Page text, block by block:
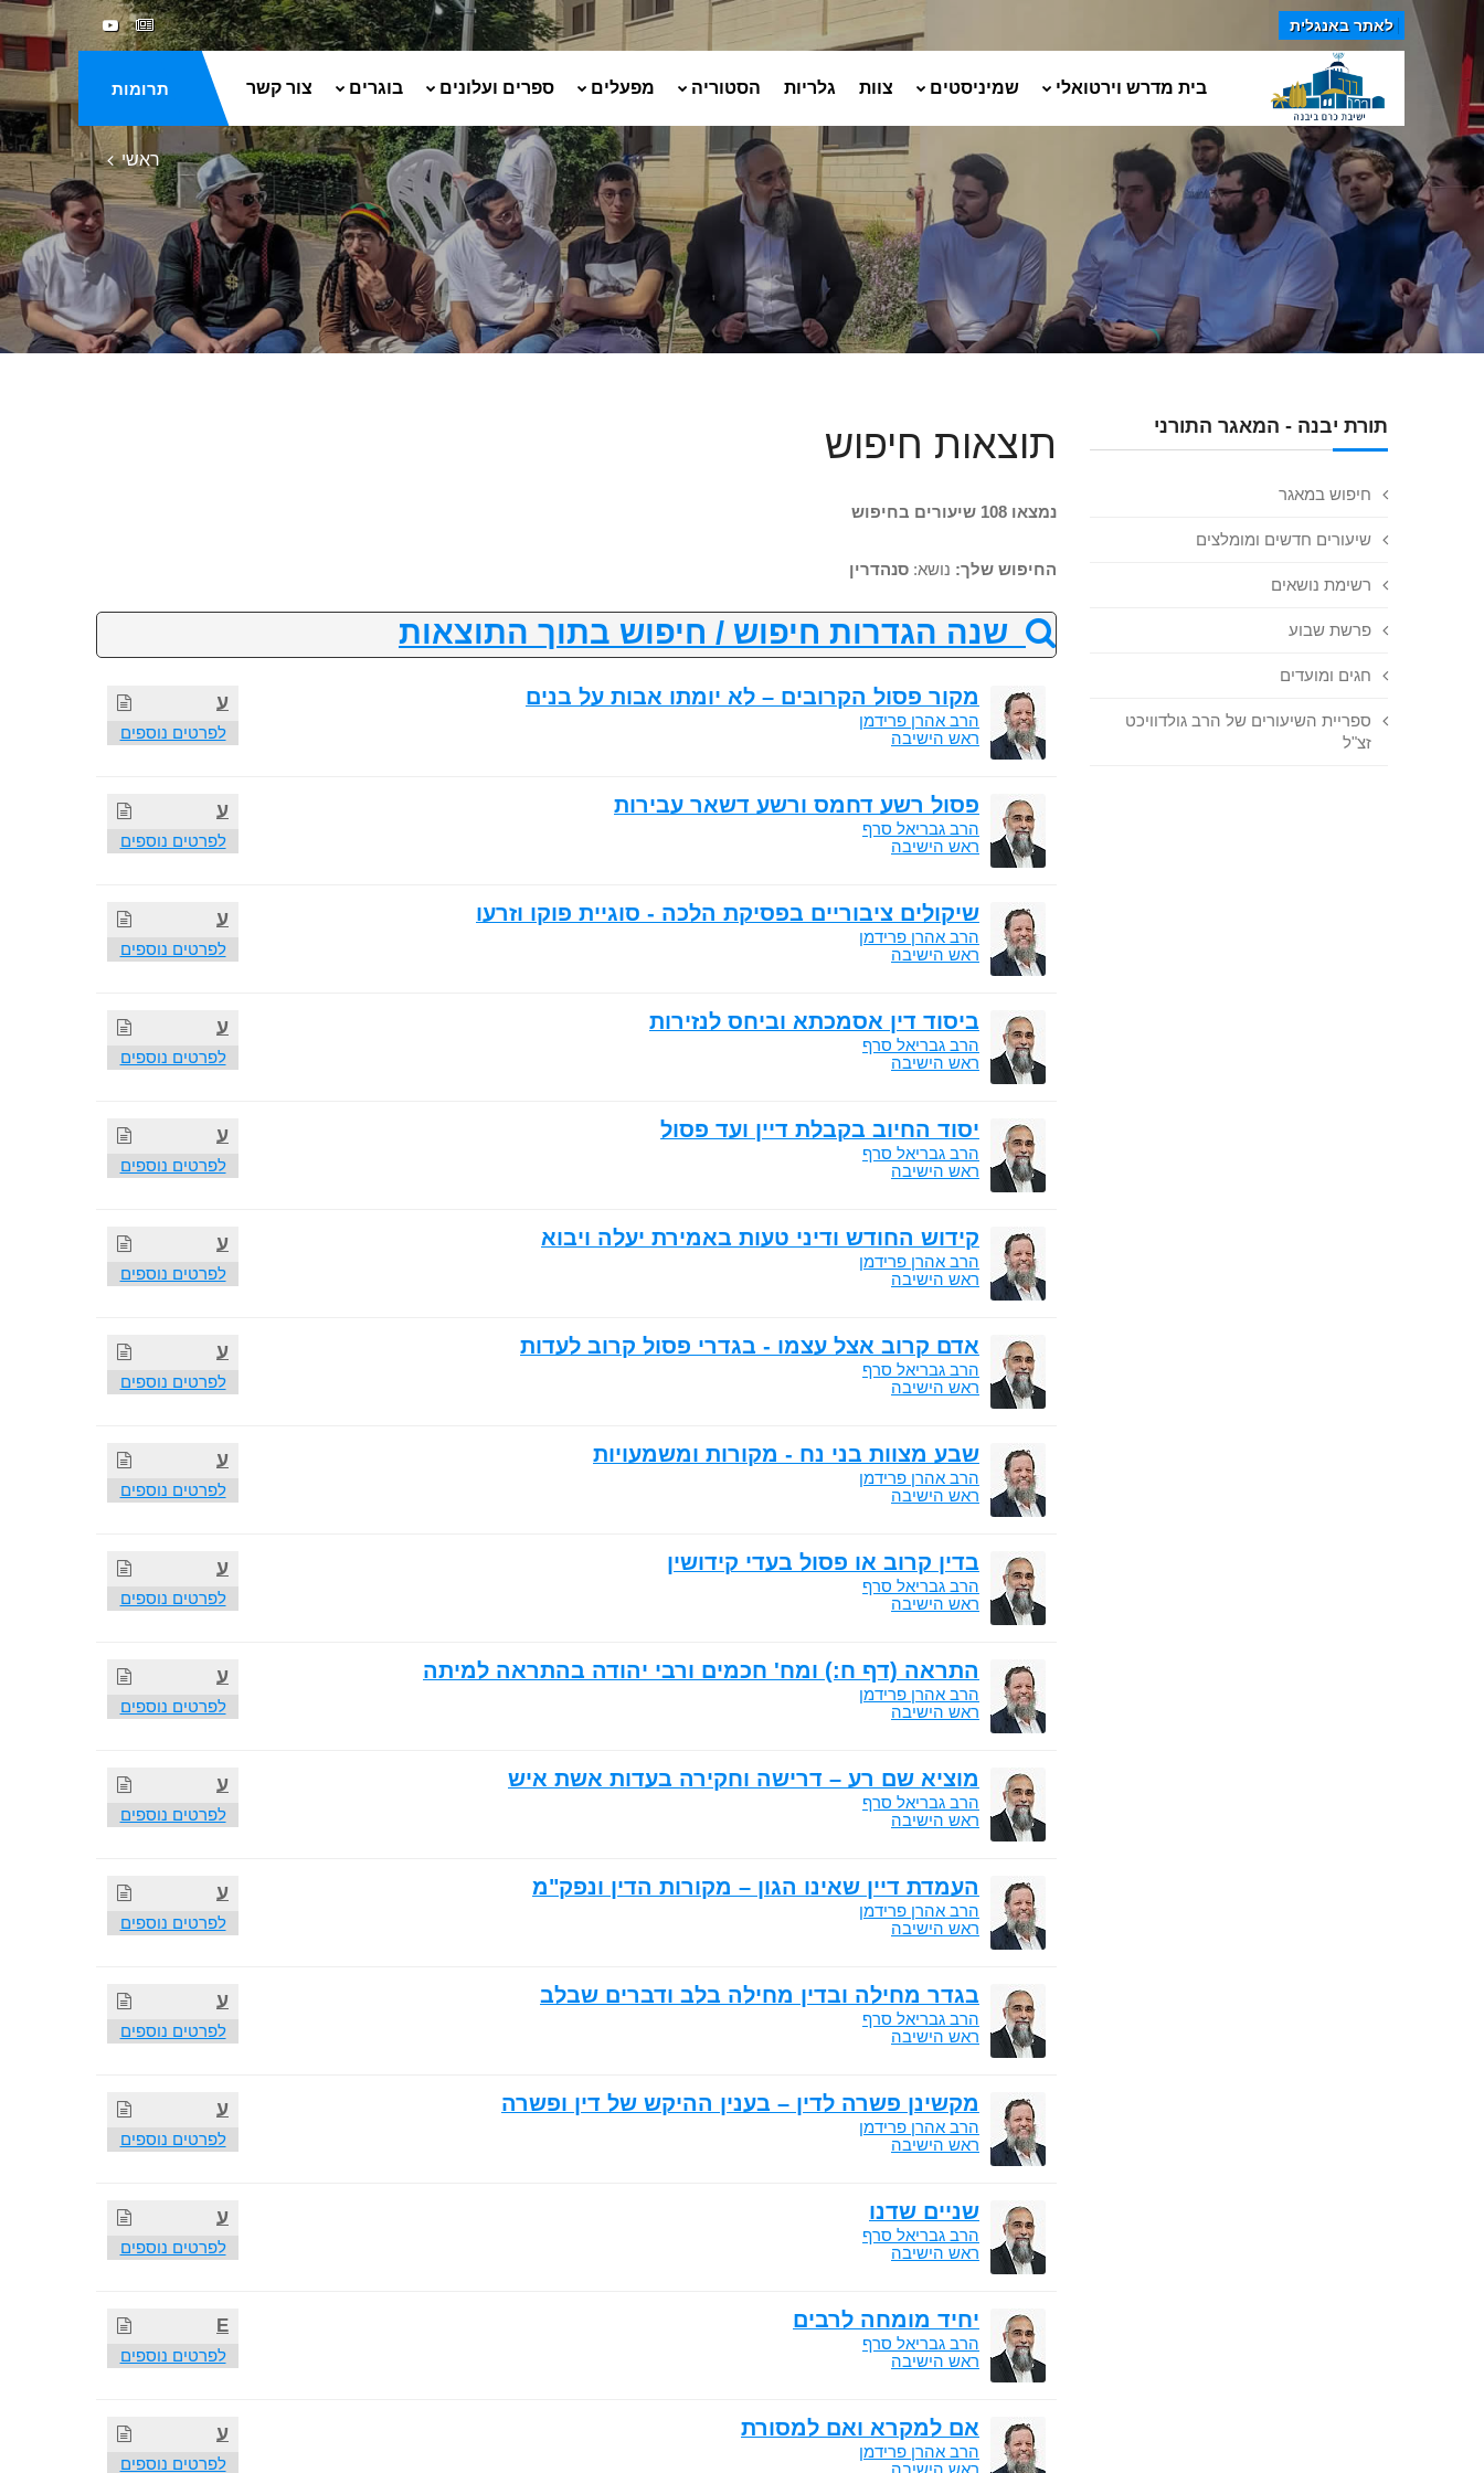
לאתר באנגלית
תרומות בית מדרש וירטואלי שמיניסטים צוות גלריות הסטוריה מפעלים ספרים ועלונים בוגרים צור קשר
ראשי
תורת יבנה - המאגר התורני
חיפוש במאגר
שיעורים חדשים ומומלצים
רשימת נושאים
פרשת שבוע
חגים ומועדים
ספריית השיעורים של הרב גולדוויכט
זצ"ל
תוצאות חיפוש
נמצאו 108 שיעורים בחיפוש
החיפוש שלך: נושא: סנהדרין
שנה הגדרות חיפוש / חיפוש בתוך התוצאות
ע
לפרטים נוספים
מקור פסול הקרובים – לא יומתו אבות על בנים
הרב אהרן פרידמן
ראש הישיבה
ע
לפרטים נוספים
פסול רשע דחמס ורשע דשאר עבירות
הרב גבריאל סרף
ראש הישיבה
ע
לפרטים נוספים
שיקולים ציבוריים בפסיקת הלכה - סוגיית פוקו וזרעו
הרב אהרן פרידמן
ראש הישיבה
ע
לפרטים נוספים
ביסוד דין אסמכתא וביחס לנזירות
הרב גבריאל סרף
ראש הישיבה
ע
לפרטים נוספים
יסוד החיוב בקבלת דיין ועד פסול
הרב גבריאל סרף
ראש הישיבה
ע
לפרטים נוספים
קידוש החודש ודיני טעות באמירת יעלה ויבוא
הרב אהרן פרידמן
ראש הישיבה
ע
לפרטים נוספים
אדם קרוב אצל עצמו - בגדרי פסול קרוב לעדות
הרב גבריאל סרף
ראש הישיבה
ע
לפרטים נוספים
שבע מצוות בני נח - מקורות ומשמעויות
הרב אהרן פרידמן
ראש הישיבה
ע
לפרטים נוספים
בדין קרוב או פסול בעדי קידושין
הרב גבריאל סרף
ראש הישיבה
ע
לפרטים נוספים
התראה (דף ח:) ומח' חכמים ורבי יהודה בהתראה למיתה
הרב אהרן פרידמן
ראש הישיבה
ע
לפרטים נוספים
מוציא שם רע – דרישה וחקירה בעדות אשת איש
הרב גבריאל סרף
ראש הישיבה
ע
לפרטים נוספים
העמדת דיין שאינו הגון – מקורות הדין ונפק"מ
הרב אהרן פרידמן
ראש הישיבה
ע
לפרטים נוספים
בגדר מחילה ובדין מחילה בלב ודברים שבלב
הרב גבריאל סרף
ראש הישיבה
ע
לפרטים נוספים
מקשינן פשרה לדין – בענין ההיקש של דין ופשרה
הרב אהרן פרידמן
ראש הישיבה
ע
לפרטים נוספים
שניים שדנו
הרב גבריאל סרף
ראש הישיבה
E
לפרטים נוספים
יחיד מומחה לרבים
הרב גבריאל סרף
ראש הישיבה
ע
לפרטים נוספים
אם למקרא ואם למסורת
הרב אהרן פרידמן
ראש הישיבה